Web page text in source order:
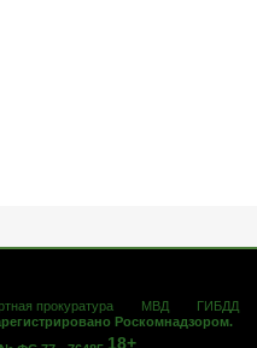
прокуратура МВД ГИБДД
Роскомнадзором.
18+